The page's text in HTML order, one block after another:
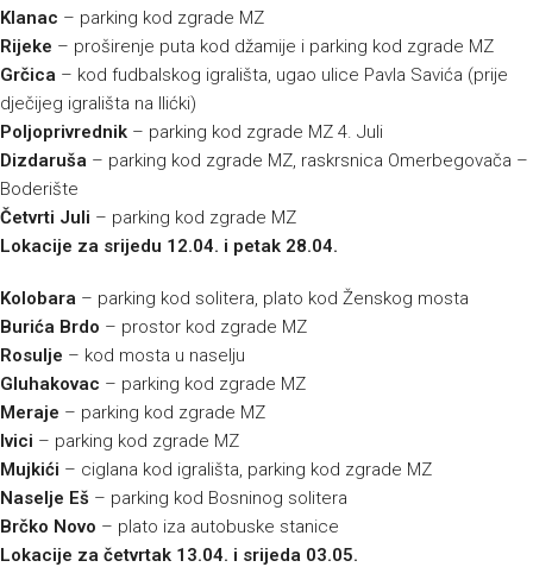
Klanac – parking kod zgrade MZ
Rijeke – proširenje puta kod džamije i parking kod zgrade MZ
Grčica – kod fudbalskog igrališta, ugao ulice Pavla Savića (prije
dječijeg igrališta na Ilićki)
Poljoprivrednik – parking kod zgrade MZ 4. Juli
Dizdaruša – parking kod zgrade MZ, raskrsnica Omerbegovača –
Boderište
Četvrti Juli – parking kod zgrade MZ
Lokacije za srijedu 12.04. i petak 28.04.
Kolobara – parking kod solitera, plato kod Ženskog mosta
Burića Brdo – prostor kod zgrade MZ
Rosulje – kod mosta u naselju
Gluhakovac – parking kod zgrade MZ
Meraje – parking kod zgrade MZ
Ivici – parking kod zgrade MZ
Mujkići – ciglana kod igrališta, parking kod zgrade MZ
Naselje Eš – parking kod Bosninog solitera
Brčko Novo – plato iza autobuske stanice
Lokacije za četvrtak 13.04. i srijeda 03.05.